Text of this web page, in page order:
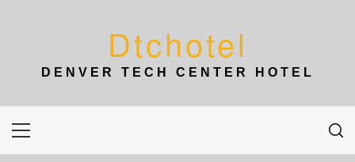
Dtchotel
DENVER TECH CENTER HOTEL
Primary
Menu